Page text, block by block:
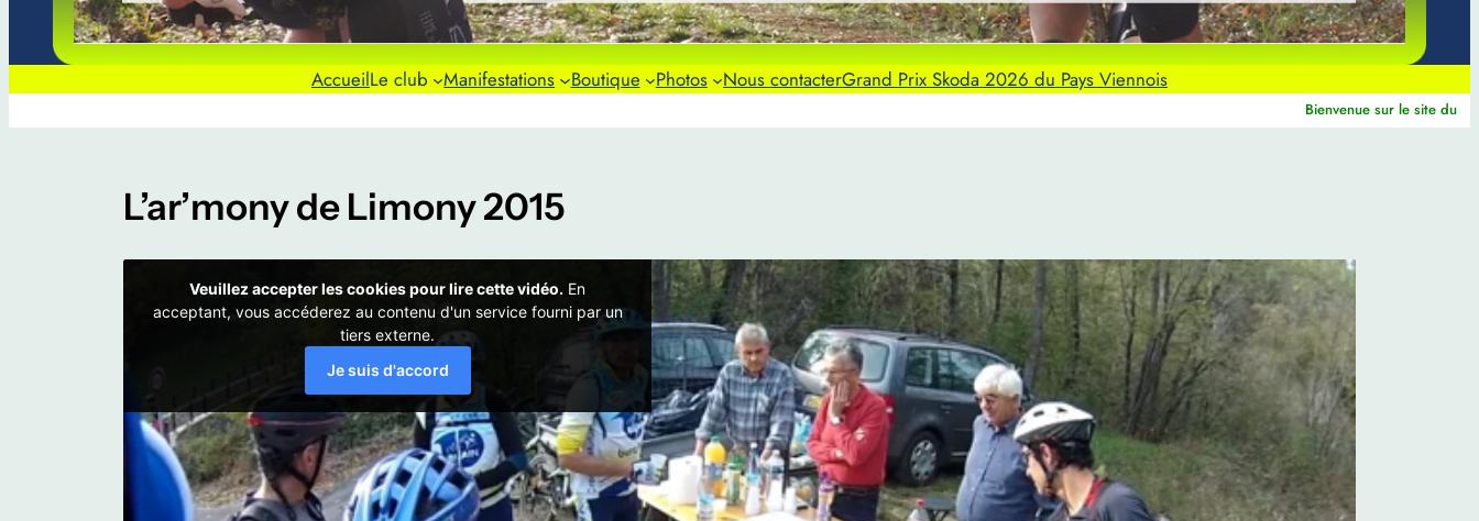
AccueilLe club Manifestations Boutique Photos Nous contacterGrand Prix Skoda 2026 du Pays Viennois
Bienvenue sur le site du C.V.A.C.
L’ar’mony de Limony 2015